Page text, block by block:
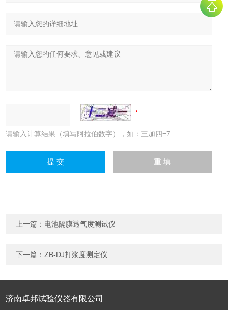
请输入计算结果（填写阿拉伯数字），如：三加四=7
上一篇： 电池隔膜透气度测试仪
下一篇：ZB-DJ打浆度测定仪
济南卓邦试验仪器有限公司